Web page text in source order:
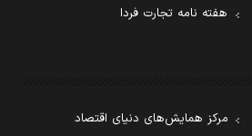
هفته نامه تجارت فردا
مرکز همایش‌های دنیای اقتصاد